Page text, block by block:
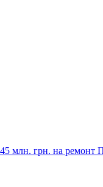
млн. грн. на ремонт